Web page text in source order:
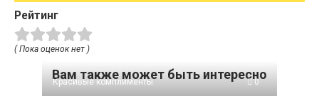
Рейтинг
( Пока оценок нет )
Вам также может быть интересно
Красивые комплименты 0